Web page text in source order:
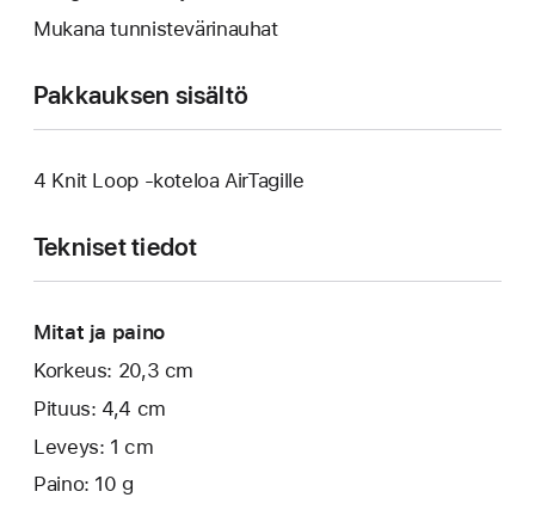
Mukana tunnistevärinauhat
Pakkauksen sisältö
4 Knit Loop -koteloa AirTagille
Tekniset tiedot
Mitat ja paino
Korkeus: 20,3 cm
Pituus: 4,4 cm
Leveys: 1 cm
Paino: 10 g